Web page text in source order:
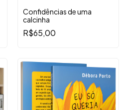
Confidências de uma
calcinha
R$65,00